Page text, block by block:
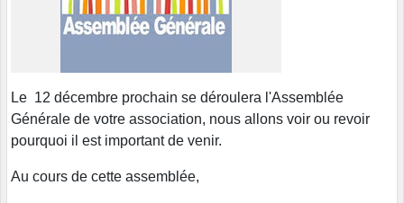
Le 12 décembre prochain se déroulera l'Assemblée
Générale de votre association, nous allons voir ou revoir
pourquoi il est important de venir.
Au cours de cette assemblée,